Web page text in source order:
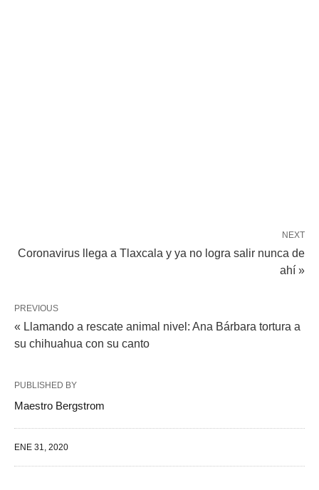
NEXT
Coronavirus llega a Tlaxcala y ya no logra salir nunca de
ahí »
PREVIOUS
« Llamando a rescate animal nivel: Ana Bárbara tortura a
su chihuahua con su canto
PUBLISHED BY
Maestro Bergstrom
ENE 31, 2020